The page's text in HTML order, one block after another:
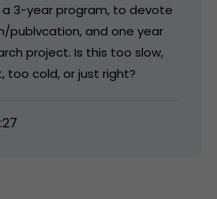
a 3-year program, to devote
publvcation, and one year
project. Is this too slow,
cold, or just right?